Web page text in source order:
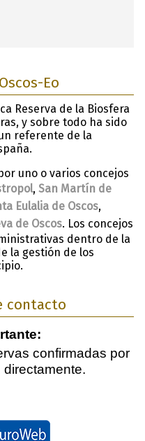
Eo
Reserva de la Biosfera
y sobre todo ha sido
referente de la
uno o varios concejos
, San Martín de
Eulalia de Oscos,
de Oscos. Los concejos
dentro de la
la gestión de los
contacto
confirmadas por